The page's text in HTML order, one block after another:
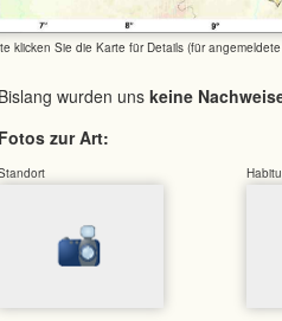
klicken Sie die Karte für Details (für
wurden uns keine
zur Art: